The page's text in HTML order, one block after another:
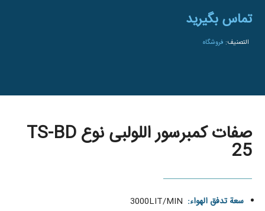
تماس بگیرید
التصنيف: فروشگاه
صفات کمبرسور اللولبی نوع TS-BD
25
سعة تدفق الهواء: